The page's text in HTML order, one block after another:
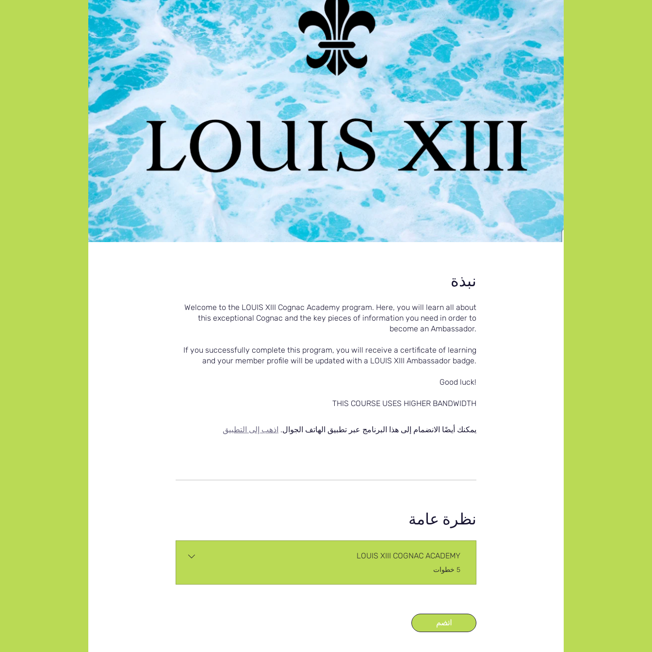
نبذة
Welcome to the LOUIS XIII Cognac Academy program. Here, you will learn all about
this exceptional Cognac and the key pieces of information you need in order to
become an Ambassador.
If you successfully complete this program, you will receive a certificate of learning
and your member profile will be updated with a LOUIS XIII Ambassador badge.
Good luck!
THIS COURSE USES HIGHER BANDWIDTH
يمكنك أيضًا الانضمام إلى هذا البرنامج عبر تطبيق الهاتف الجوال. اذهب إلى التطبيق
نظرة عامة
LOUIS XIII COGNAC ACADEMY
.
5 خطوات
انضم